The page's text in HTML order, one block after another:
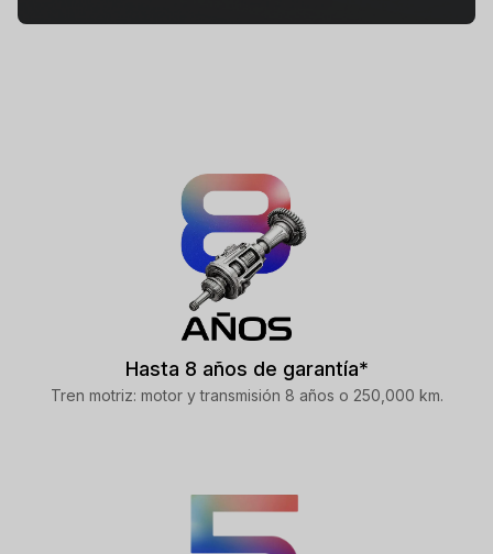
Hasta 8 años de garantía*
Tren motriz: motor y transmisión 8 años o 250,000 km.